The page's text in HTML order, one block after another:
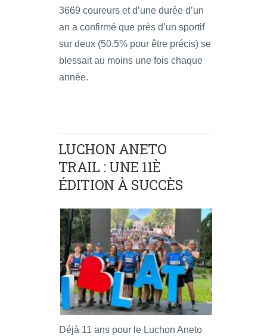
3669 coureurs et d’une durée d’un
an a confirmé que près d’un sportif
sur deux (50.5% pour être précis) se
blessait au moins une fois chaque
année.
LUCHON ANETO
TRAIL : UNE 11È
ÉDITION À SUCCÈS
Déjà 11 ans pour le Luchon Aneto